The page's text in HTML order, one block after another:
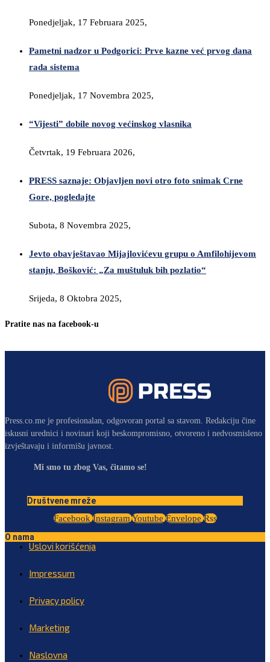
Ponedjeljak, 17 Februara 2025,
Pametni nadzor u Podgorici: Prve kazne već prvog dana
rada sistema
Ponedjeljak, 17 Novembra 2025,
“Vijesti” dobile novog većinskog vlasnika
Četvrtak, 19 Februara 2026,
PRESS saznaje: Objavljen novi otro foto snimak Crne
Gore, pogledajte
Subota, 8 Novembra 2025,
Jevto obavještavao Mijajlovićevu grupu o Amfilohijevom
stanju, Bošković: „Za muštuluk bih pozlatio“
Srijeda, 8 Oktobra 2025,
Pratite nas na facebook-u
Press.co.me je profesionalan, odgovoran portal sa stavom. Redakciju čine
iskusni urednici i novinari koji beskompromisno, otvoreno i nedvosmisleno
izvještavaju i informišu javnost.
Mi smo tu zbog Vas, čitamo se!
Društvene mreže
Facebook Instagram Youtube Envelope Rss
O nama
Uslovi korišćenja
Impressum
Privacy policy
Marketing
Naslovna